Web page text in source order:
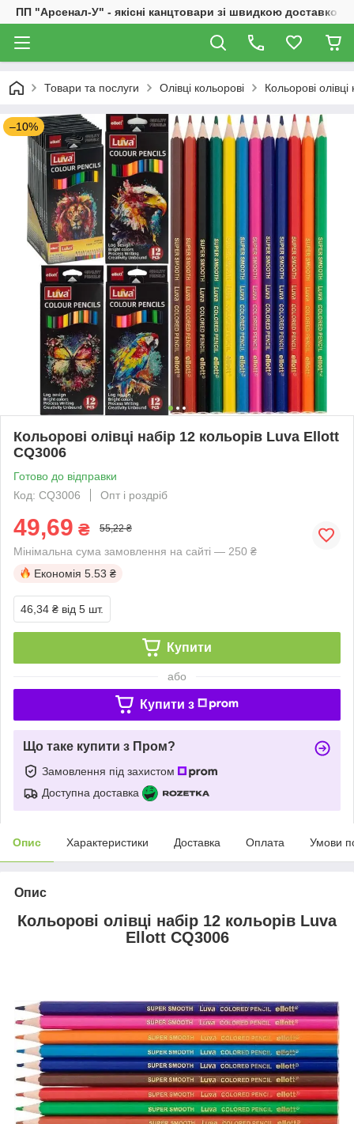
ПП "Арсенал-У" - якісні канцтовари зі швидкою доставкою
Товари та послуги Олівці кольорові Кольорові
–10%
Кольорові олівці набір 12 кольорів Luva Ellott
CQ3006
Готово до відправки
Код: CQ3006
Опт і роздріб
49,69 ₴ 55,22 ₴
Мінімальна сума замовлення на сайті — 250 ₴
Економія 5.53 ₴
46,34 ₴ від 5 шт.
Купити
або
Купити з
Що таке купити з Пром?
Замовлення під захистом
Доступна доставка
Опис Характеристики Доставка Оплата Умови
Опис
Кольорові олівці набір 12 кольорів Luva
Ellott CQ3006